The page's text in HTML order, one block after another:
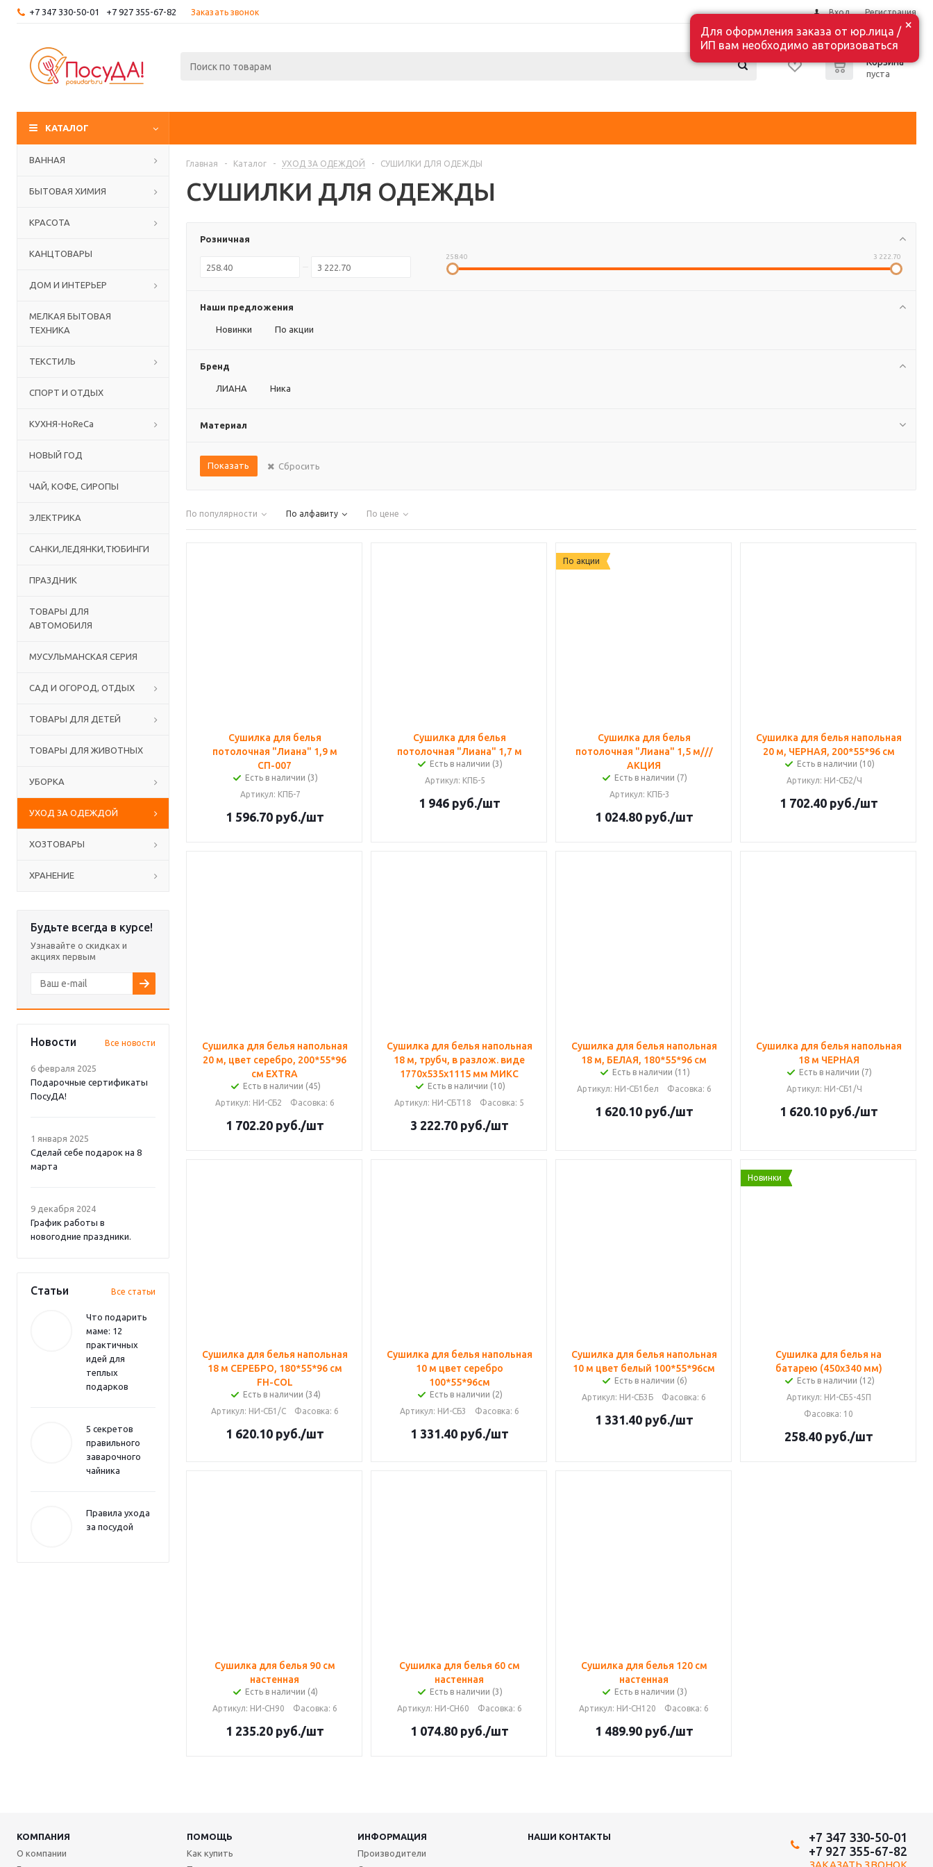
+7 347 330-50-01 +7 927 355-67-82 Заказать звонок Вход Регистрация
Корзина
пуста
КАТАЛОГ
ВАННАЯ
БЫТОВАЯ ХИМИЯ
КРАСОТА
КАНЦТОВАРЫ
ДОМ И ИНТЕРЬЕР
МЕЛКАЯ БЫТОВАЯ
ТЕХНИКА
ТЕКСТИЛЬ
СПОРТ И ОТДЫХ
КУХНЯ-HoReCa
НОВЫЙ ГОД
ЧАЙ, КОФЕ, СИРОПЫ
ЭЛЕКТРИКА
САНКИ,ЛЕДЯНКИ,ТЮБИНГИ
ПРАЗДНИК
ТОВАРЫ ДЛЯ
АВТОМОБИЛЯ
МУСУЛЬМАНСКАЯ СЕРИЯ
САД И ОГОРОД, ОТДЫХ
ТОВАРЫ ДЛЯ ДЕТЕЙ
ТОВАРЫ ДЛЯ ЖИВОТНЫХ
УБОРКА
УХОД ЗА ОДЕЖДОЙ
ХОЗТОВАРЫ
ХРАНЕНИЕ
Будьте всегда в курсе!
Узнавайте о скидках и
акциях первым
Новости Все новости
6 февраля 2025
Подарочные сертификаты
ПосуДА!
1 января 2025
Сделай себе подарок на 8
марта
9 декабря 2024
График работы в
новогодние праздники.
Статьи Все статьи
Что подарить
маме: 12
практичных
идей для
теплых
подарков
5 секретов
правильного
заварочного
чайника
Правила ухода
за посудой
Главная - Каталог - УХОД ЗА ОДЕЖДОЙ - СУШИЛКИ ДЛЯ ОДЕЖДЫ
СУШИЛКИ ДЛЯ ОДЕЖДЫ
Розничная
258.40 3 222.70
Наши предложения
Новинки По акции
Бренд
ЛИАНА Ника
Материал
Показать Сбросить
По популярности По алфавиту По цене
Сушилка для белья
потолочная "Лиана" 1,9 м
СП-007
Есть в наличии (3)
Артикул: КПБ-7
1 596.70руб./шт
Сушилка для белья
потолочная "Лиана" 1,7 м
Есть в наличии (3)
Артикул: КПБ-5
1 946руб./шт
По акции
Сушилка для белья
потолочная "Лиана" 1,5 м///
АКЦИЯ
Есть в наличии (7)
Артикул: КПБ-3
1 024.80руб./шт
Сушилка для белья напольная
20 м, ЧЕРНАЯ, 200*55*96 см
Есть в наличии (10)
Артикул: НИ-СБ2/Ч
1 702.40руб./шт
Сушилка для белья напольная
20 м, цвет серебро, 200*55*96
см EXTRA
Есть в наличии (45)
Артикул: НИ-СБ2 Фасовка: 6
1 702.20руб./шт
Сушилка для белья напольная
18 м, трубч, в разлож. виде
1770х535х1115 мм МИКС
Есть в наличии (10)
Артикул: НИ-СБТ18 Фасовка: 5
3 222.70руб./шт
Сушилка для белья напольная
18 м, БЕЛАЯ, 180*55*96 см
Есть в наличии (11)
Артикул: НИ-СБ1бел Фасовка: 6
1 620.10руб./шт
Сушилка для белья напольная
18 м ЧЕРНАЯ
Есть в наличии (7)
Артикул: НИ-СБ1/Ч
1 620.10руб./шт
Сушилка для белья напольная
18 м СЕРЕБРО, 180*55*96 см
FH-COL
Есть в наличии (34)
Артикул: НИ-СБ1/С Фасовка: 6
1 620.10руб./шт
Сушилка для белья напольная
10 м цвет серебро
100*55*96см
Есть в наличии (2)
Артикул: НИ-СБ3 Фасовка: 6
1 331.40руб./шт
Сушилка для белья напольная
10 м цвет белый 100*55*96см
Есть в наличии (6)
Артикул: НИ-СБ3Б Фасовка: 6
1 331.40руб./шт
Новинки
Сушилка для белья на
батарею (450х340 мм)
Есть в наличии (12)
Артикул: НИ-СБ5-45П
Фасовка: 10
258.40руб./шт
Сушилка для белья 90 см
настенная
Есть в наличии (4)
Артикул: НИ-СН90 Фасовка: 6
1 235.20руб./шт
Сушилка для белья 60 см
настенная
Есть в наличии (3)
Артикул: НИ-СН60 Фасовка: 6
1 074.80руб./шт
Сушилка для белья 120 см
настенная
Есть в наличии (3)
Артикул: НИ-СН120 Фасовка: 6
1 489.90руб./шт
КОМПАНИЯ ПОМОЩЬ ИНФОРМАЦИЯ
НАШИ КОНТАКТЫ
О компании
Как купить
Производители
+7 347 330-50-01
+7 927 355-67-82
ЗАКАЗАТЬ ЗВОНОК
×
Для оформления заказа от юр.лица /
ИП вам необходимо авторизоваться